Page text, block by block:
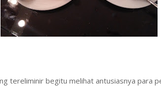
tereliminir begitu melihat antusiasnya para